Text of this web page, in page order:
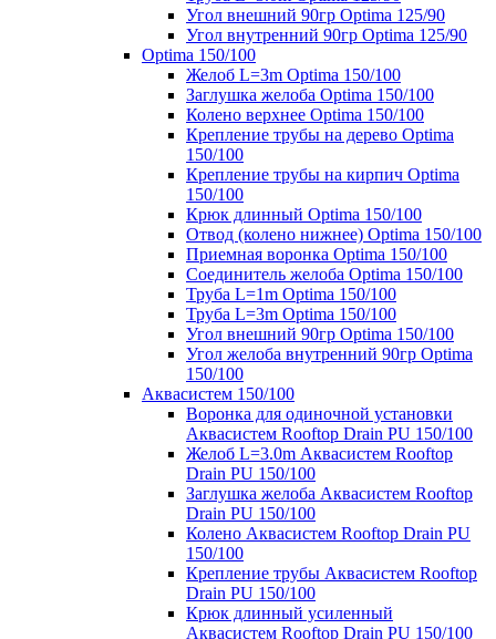
Угол внешний 90гр Optima 125/90
Угол внутренний 90гр Optima 125/90
Optima 150/100
Желоб L=3m Optima 150/100
Заглушка желоба Optima 150/100
Колено верхнее Optima 150/100
Крепление трубы на дерево Optima
150/100
Крепление трубы на кирпич Optima
150/100
Крюк длинный Optima 150/100
Отвод (колено нижнее) Optima 150/100
Приемная воронка Optima 150/100
Соединитель желоба Optima 150/100
Труба L=1m Optima 150/100
Труба L=3m Optima 150/100
Угол внешний 90гр Optima 150/100
Угол желоба внутренний 90гр Optima
150/100
Аквасистем 150/100
Воронка для одиночной установки
Аквасистем Rooftop Drain PU 150/100
Желоб L=3.0m Аквасистем Rooftop
Drain PU 150/100
Заглушка желоба Аквасистем Rooftop
Drain PU 150/100
Колено Аквасистем Rooftop Drain PU
150/100
Крепление трубы Аквасистем Rooftop
Drain PU 150/100
Крюк длинный усиленный
Аквасистем Rooftop Drain PU 150/100